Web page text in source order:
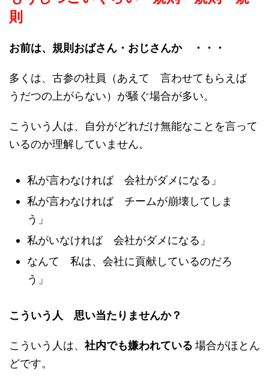
則
お前は、規則おばさん・おじさんか ・・・
多くは、古参の社員（あえて 言わせてもらえば
うだつの上がらない）が騒ぐ場合が多い。
こういう人は、自分がどれだけ無能なことを言って
いるのか理解していません。
私が言わなければ 会社がダメになる」
私が言わなければ チームが崩壊してしま
う」
私がいなければ 会社がダメになる」
なんて 私は、会社に貢献しているのだろ
う」
こういう人 思い当たりませんか？
こういう人は、 社内でも嫌われている 場合がほとん
どです。